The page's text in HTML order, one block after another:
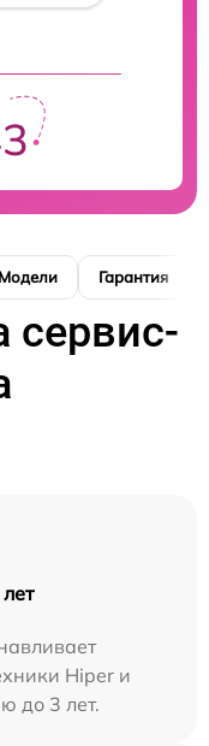
Модели Гарантия
сервис-
Hiper и
до 3 лет.